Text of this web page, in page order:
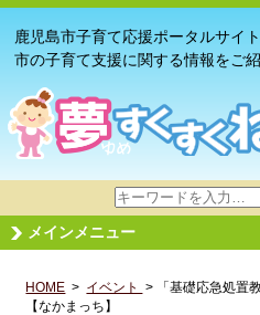
鹿児島市子育て応援ポータルサイ
市の子育て支援に関する情報をご
サ
イ
ト
検
メインメニュー
HOME > イベント
> 「基礎応急処置
【なかまっち】